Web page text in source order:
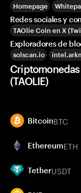
Homepage
Redes sociales y
TAOlie Coin en X
Exploradores de
solscan.io
(TAOLIE)
BitcoinBTC
EthereumETH
TetherUSDT